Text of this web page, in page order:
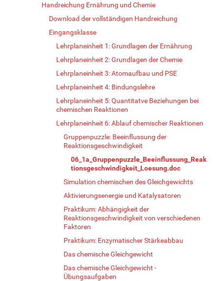
Handreichung Ernährung und Chemie
Download der vollständigen Handreichung
Eingangsklasse
Lehrplaneinheit 1: Grundlagen der Ernährung
Lehrplaneinheit 2: Grundlagen der Chemie
Lehrplaneinheit 3: Atomaufbau und PSE
Lehrplaneinheit 4: Bindungslehre
Lehrplaneinheit 5: Quantitatve Beziehungen bei
chemischen Reaktionen
Lehrplaneinheit 6: Ablauf chemischer Reaktionen
Gruppenpuzzle: Beeinflussung der
Reaktionsgeschwindigkeit
06_1a_Gruppenpuzzle_Beeinflussung_Reak
tionsgeschwindigkeit_Loesung.doc
Simulation chemischen des Gleichgewichts
Aktivierungsenergie und Katalysatoren
Praktikum: Abhängigkeit der
Reaktionsgeschwindigkeit von verschiedenen
Faktoren
Praktikum: Enzymatischer Stärkeabbau
Das chemische Gleichgewicht
Das chemische Gleichgewicht -
Übungsaufgaben